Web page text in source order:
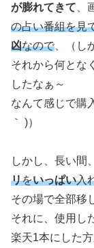
が膨れてきて
の占い番組を見
凶なので 、（し
それから何となく
したなぁ～
なんて感じで購
｀ )）
しかし、長い間
リをいっぱい入
その場で全部移
それに、使用し
楽天1本にした方